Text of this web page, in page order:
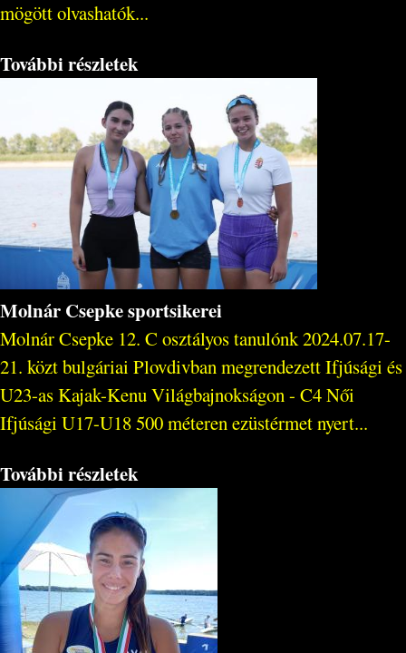
mögött olvashatók...
További részletek
Molnár Csepke sportsikerei
Molnár Csepke 12. C osztályos tanulónk 2024.07.17-
21. közt bulgáriai Plovdivban megrendezett Ifjúsági és
U23-as Kajak-Kenu Világbajnokságon - C4 Női
Ifjúsági U17-U18 500 méteren ezüstérmet nyert...
További részletek